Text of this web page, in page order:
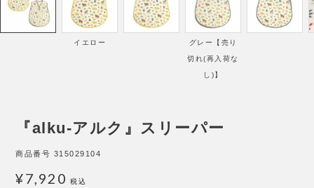
イエロー グレー【売り
切れ(再入荷な
し)】
『alku-アルク』スリーパー
商品番号 315029104
¥7,920 税込